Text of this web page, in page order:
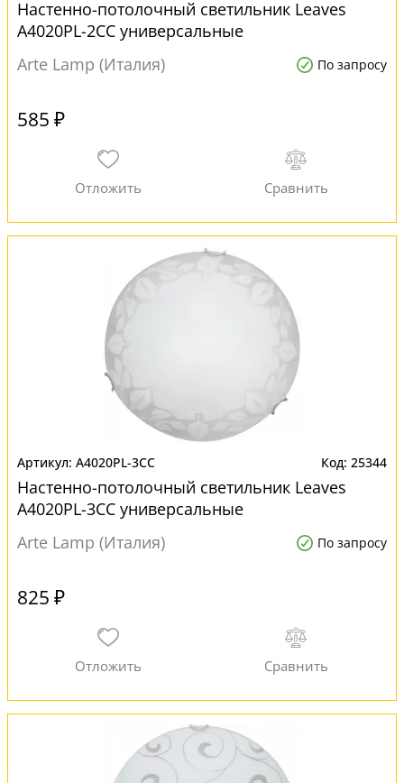
Настенно-потолочный светильник Leaves
A4020PL-2CC универсальные
Arte Lamp (Италия)
По запросу
585 ₽
A4020PL-3CC 25344
Настенно-потолочный светильник Leaves
A4020PL-3CC универсальные
Arte Lamp (Италия)
По запросу
825 ₽